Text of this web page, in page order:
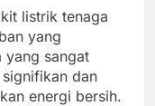
listrik tenaga
yang
yang sangat
dan
energi bersih.